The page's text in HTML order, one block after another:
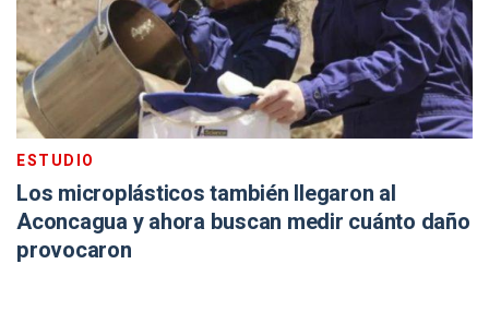
ESTUDIO
Los microplásticos también llegaron al
Aconcagua y ahora buscan medir cuánto daño
provocaron